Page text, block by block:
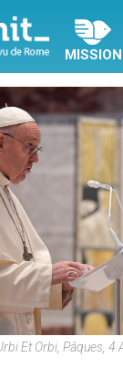
MISSION
Et Orbi, Pâques,